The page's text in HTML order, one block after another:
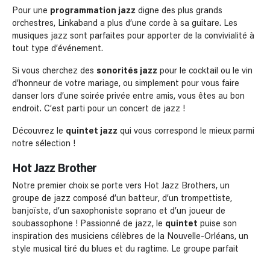
Pour une programmation jazz digne des plus grands
orchestres, Linkaband a plus d’une corde à sa guitare. Les
musiques jazz sont parfaites pour apporter de la convivialité à
tout type d’événement.
Si vous cherchez des sonorités jazz pour le cocktail ou le vin
d’honneur de votre mariage, ou simplement pour vous faire
danser lors d’une soirée privée entre amis, vous êtes au bon
endroit. C’est parti pour un concert de jazz !
Découvrez le quintet jazz qui vous correspond le mieux parmi
notre sélection !
Hot Jazz Brother
Notre premier choix se porte vers Hot Jazz Brothers, un
groupe de jazz composé d’un batteur, d’un trompettiste,
banjoïste, d’un saxophoniste soprano et d’un joueur de
soubassophone ! Passionné de jazz, le quintet puise son
inspiration des musiciens célèbres de la Nouvelle-Orléans, un
style musical tiré du blues et du ragtime. Le groupe parfait